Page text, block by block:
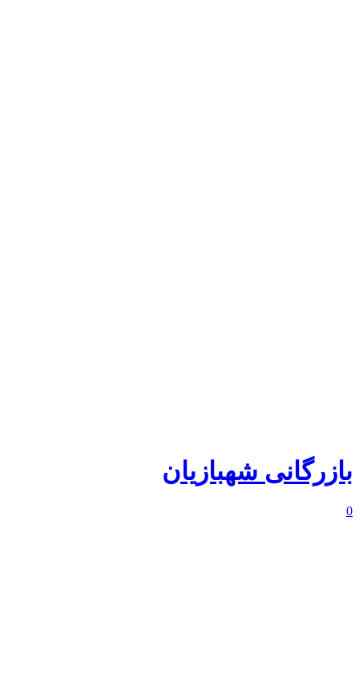
بازرگانی شهبازیان
0